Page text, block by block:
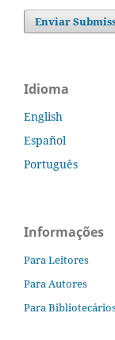
Enviar
Idioma
English
Español
Português
Informações
Para Leitores
Para Autores
Para